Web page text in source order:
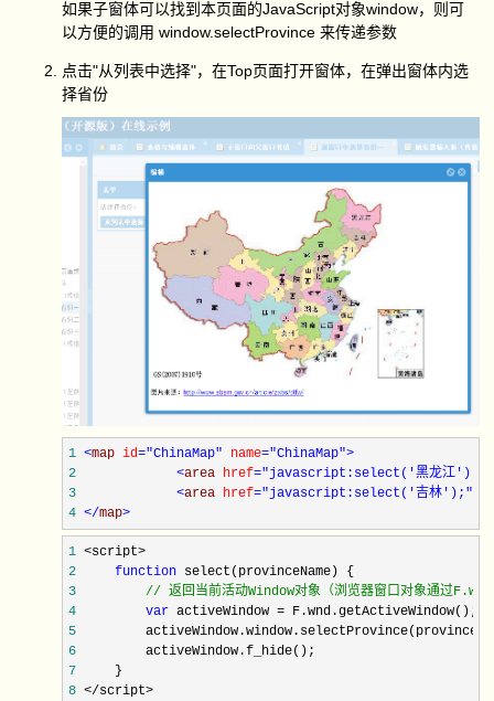
如果子窗体可以找到本页面的JavaScript对象window，则可
以方便的调用 window.selectProvince 来传递参数
点击"从列表中选择"，在Top页面打开窗体，在弹出窗体内选
择省份
1 <map id="ChinaMap" name="ChinaMap">
2
<area href="javascript:select('黑龙江');"
3
<area href="javascript:select('吉林');"
4 </map>
1
2
function
3
// 返回当前活动Window对象（浏览器窗口对象通过
4
var activeWindow =
5
6
7
8 </script>